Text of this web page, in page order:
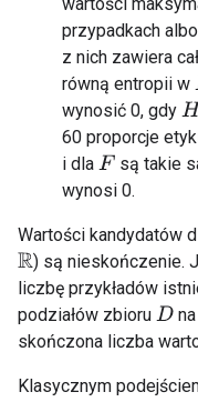
przypadkach albo
z nich zawiera
równą entropii w
wynosić 0, gdy H(
60 proporcje
i dla F są takie
wynosi 0.
Wartości kandydatów
R ) są nieskończenie.
liczbę przykładów
podziałów zbioru D
skończona liczba
Klasycznym